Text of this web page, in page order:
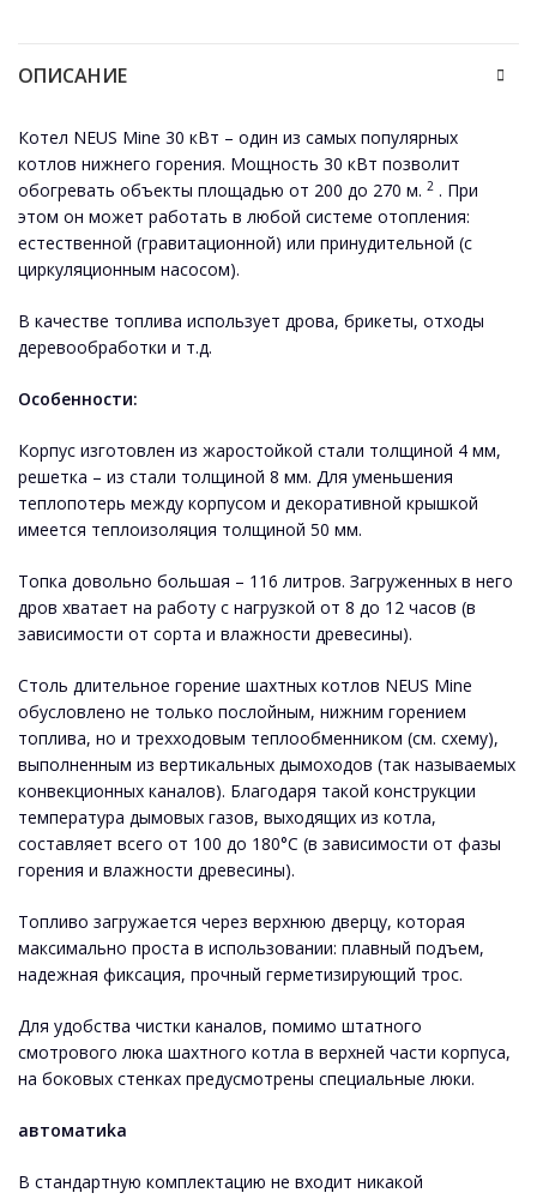
ОПИСАНИЕ
Котел NEUS Mine 30 кВт – один из самых популярных
котлов нижнего горения. Мощность 30 кВт позволит
обогревать объекты площадью от 200 до 270 м. 2 . При
этом он может работать в любой системе отопления:
естественной (гравитационной) или принудительной (с
циркуляционным насосом).
В качестве топлива использует дрова, брикеты, отходы
деревообработки и т.д.
Особенности:
Корпус изготовлен из жаростойкой стали толщиной 4 мм,
решетка – из стали толщиной 8 мм. Для уменьшения
теплопотерь между корпусом и декоративной крышкой
имеется теплоизоляция толщиной 50 мм.
Топка довольно большая – 116 литров. Загруженных в него
дров хватает на работу с нагрузкой от 8 до 12 часов (в
зависимости от сорта и влажности древесины).
Столь длительное горение шахтных котлов NEUS Mine
обусловлено не только послойным, нижним горением
топлива, но и трехходовым теплообменником (см. схему),
выполненным из вертикальных дымоходов (так называемых
конвекционных каналов). Благодаря такой конструкции
температура дымовых газов, выходящих из котла,
составляет всего от 100 до 180°С (в зависимости от фазы
горения и влажности древесины).
Топливо загружается через верхнюю дверцу, которая
максимально проста в использовании: плавный подъем,
надежная фиксация, прочный герметизирующий трос.
Для удобства чистки каналов, помимо штатного
смотрового люка шахтного котла в верхней части корпуса,
на боковых стенках предусмотрены специальные люки.
автоматиka
В стандартную комплектацию не входит никакой